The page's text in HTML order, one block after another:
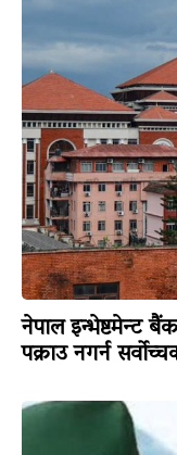
नेपाल इन्भेष्टमेन्ट
पक्राउ नगर्न